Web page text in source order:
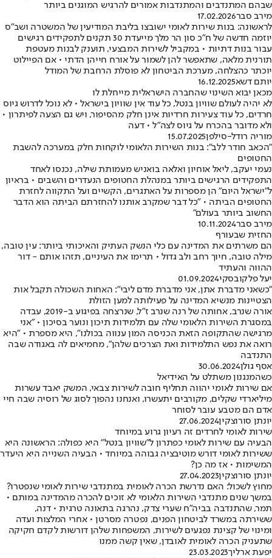
שבהם המתנדבים והמתנדבות אמורים להרגיש המוגנים ביותר
מירב סבר17.02.2026
לראשונה: בנות שירות לאומי ישובצו בליבת המודיעין של המשטרה ושב"ס
יוזמה חדשה של ח"כ סון הר מלך מייעדת 30 תקנים לתפקידים רגישים
עבור בנות דתיות • במקביל לשירות המבצעי, תוענק לבנות מעטפת
תורנית מלאה, שתאפשר להן לשמור על אורח חייהן הדתי • אם הפיילוט
יוכתר כהצלחה, מערכת הביטחון לא פוסלת הרחבת של המודל
יותם דשא16.12.2025
מכאן יבוא השינוי שהחברה הישראלית מייחלת לו
לא יהיה לעולם שוויון בנטל, כל עוד אין שוויון בישראל • לא נוכל לדרוש גיוס
חרדים, כל עוד צעירות חרדיות אינן חלק מהסיפור, ויש גם הצעה לפיתרון •
ולא מדובר בהכרח על גיוס לצה"ל • דעה
מוריה רודל-סילפן15.07.2025
"הכאב חודר ללב": בנות השירות הלאומי לוקחות חלק במערכה להשבת
החטופים
נעמי יעקב, ליאל אוחיון ואלאה בואניש מעמותת שילה, נכנסו לאחד
התפקידים הרגישים ביותר במנהלת החטופים הנעדרים והשבים • בראיון
ל"ישראל היום" הן מספרות על האתגרים, הקשיים ועל התקווה לחזרת
החטופים הביתה • "כל דבר שמקרב אותנו להחזרתם הביתה הוא הדבר
החשוב ביותר בעולם"
מירב סבר10.11.2024
החזית שבעורף
הם משרתים את המדינה עם כלי הנשק העתיק והאיכותי ביותר: עין טובה,
מילה טובה, חיוך רחב ולב גדול • תרימו את העיניים, תזהו אותם - דור
ההווה והעתיד
יעל פלקובסקי01.09.2024
"כשאני מדברת אתן, אני מדברת מדם ליבי": האחות השכולה תקבל אות
הצטיינות מנשיא המדינה על פעילותה למען הזולת
אורה שנרב, אחותה של רנה שנרב ז"ל, שנרצחה בפיגוע ב-2019, עבדה
במסגרת השירות הלאומי שלה עם תלמידות תיכון ונוער בסיכון • "אני
מרגישה שהתקופה הזאת הכניסה המון ענווה בכולנו", היא מספרת • "היא
רואה את נפש התלמידות ואת הצרכים שלהן", מחמיאים לה באגודה שבה
התנדבה
אסף גולן30.06.2024
כשהמנגנון משתלט על האידיאל
אם שירות לאומי יהווה תחליף חובה לשירות צבאי, המשק יאבד עשרות
מיליארדי שקלים, מקורבים יתעשרו, ואנחנו נהפוך לסוג של רוסיה שבה חיי
אדם הם מטבע עובר לסוחר
יונתן סורוצקין27.06.2024
שירות לאומי לחרדים זה רעיון גרוע במיוחד
הבעיה עם שירות לאומי כפתרון ל"שוויון בנטל" היא כפולה: הראשונה היא
ששירות לאומי דורש מוטיבציה גבוהה במיוחד • הבעיה השנייה היא היעדר
המשימות • אז מה כן?
יונתן סורוצקין27.04.2023
מחוץ לשכול: האם נדרשת הכרה לאומית במתנדבי שירות לאומי שנפטרו?
במשך שנים מתנדבי השירות הלאומי לא זוכים להכרה מהמדינה במותם •
תמר, שהתנדבה בביה"ח שערי צדק, נהרגה בתאונה טרגית • דנה,
ששירתה במשרד לביטחון הפנים, נפטרה מסרטן • אחרי המלצות ועדה
ומינוי של קצינת נפגעים לשירות, המשפחות שלהן דורשות לקדם חקיקה
שתעניק הכרה לאומית לאובדן, שאין קשה ממנו
יפעת ארליך23.03.2023